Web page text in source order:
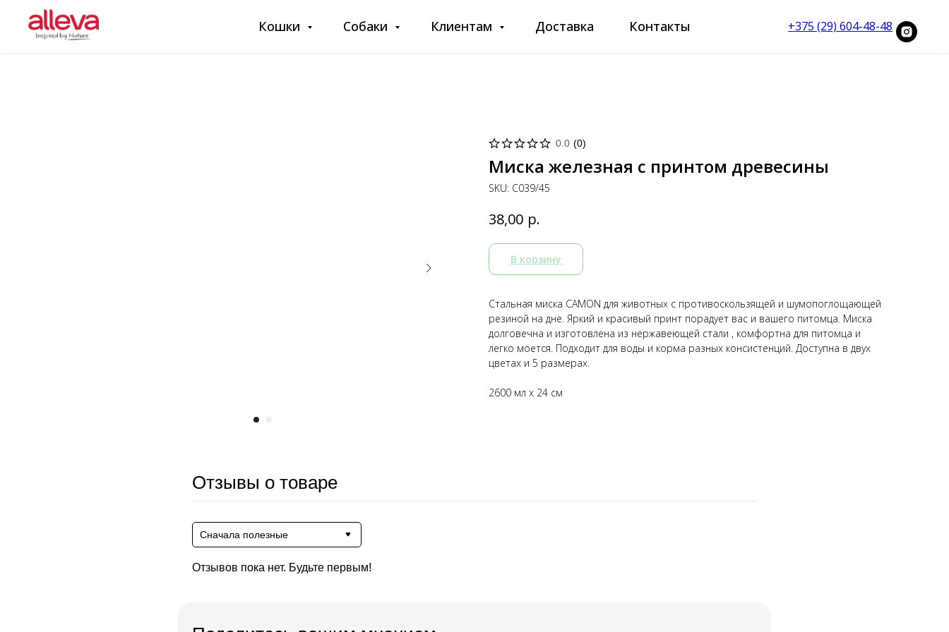
Кошки Собаки Клиентам Доставка Контакты +375 (29) 604-48-48
0.0 (0)
Миска железная с принтом древесины
SKU: C039/45
38,00 р.
В корзину
Стальная миска CAMON для животных с противоскользящей и шумопоглощающей
резиной на дне. Яркий и красивый принт порадует вас и вашего питомца. Миска
долговечна и изготовлена из нержавеющей стали , комфортна для питомца и
легко моется. Подходит для воды и корма разных консистенций. Доступна в двух
цветах и ​​5 размерах.
2600 мл x 24 см
Отзывы о товаре
Сначала полезные
Отзывов пока нет. Будьте первым!